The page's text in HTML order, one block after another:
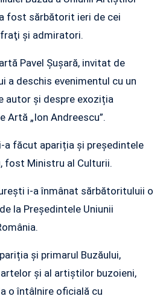
fost sărbătorit ieri de cei
şi admiratori.
Pavel Șușară, invitat de
a deschis evenimentul cu un
autor și despre exoziția
Artă „Ion Andreescu”.
a făcut apariția și președintele
fost Ministru al Culturii.
i-a înmânat sărbătorituluii o
la Președintele Uniunii
și primarul Buzăului,
și al artiștilor buzoieni,
o întâlnire oficială cu